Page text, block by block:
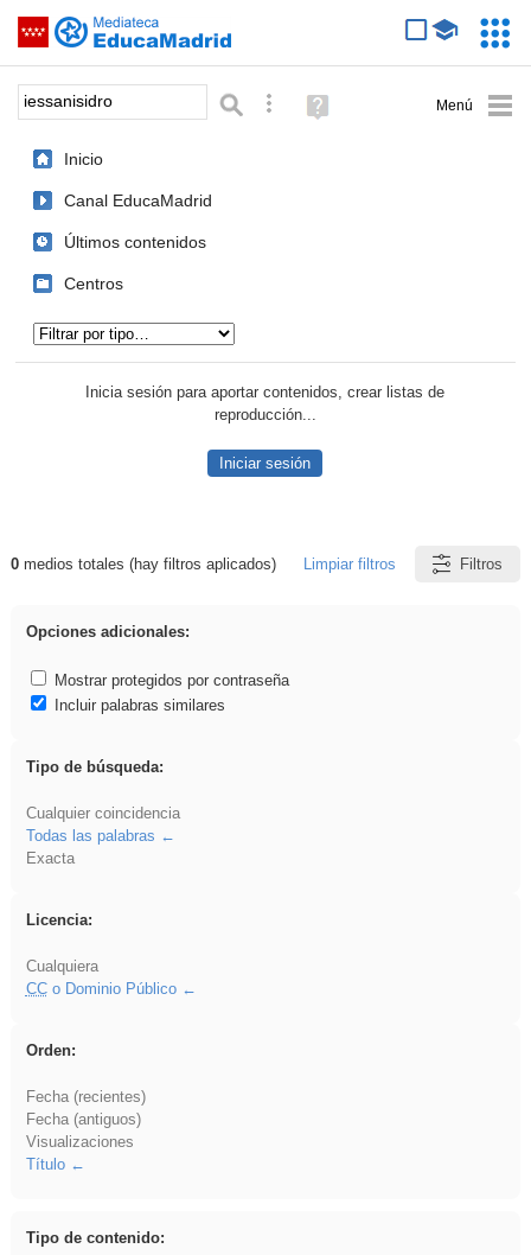
Saltar navegación
Palabra o frase: Búsqueda avanzada
Ayuda
(en
Inicio
Canal EducaMadrid
Últimos contenidos
Centros
Inicia sesión para aportar contenidos, crear listas de
reproducción...
Iniciar sesión
Resultados de: iessanisidro
0medios totales (hay filtros aplicados) Limpiar filtros Filtros
Opciones adicionales:
Mostrar protegidos por contraseña
Incluir palabras similares
Tipo de búsqueda:
Cualquier coincidencia
Todas las palabras
Exacta
Licencia:
Cualquiera
CCo Dominio Público
Orden:
Fecha (recientes)
Fecha (antiguos)
Visualizaciones
Título
Tipo de contenido: